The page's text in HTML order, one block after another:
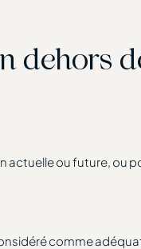
dehors
actuelle ou future, ou
comme